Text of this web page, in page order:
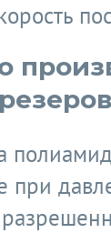
при